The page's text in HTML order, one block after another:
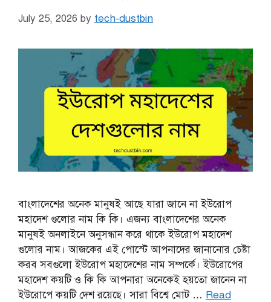
July 25, 2026 by tech-dustbin
বাংলাদেশের অনেক মানুষই আছে যারা জানে না ইউরোপ
মহাদেশ গুলোর নাম কি কি। এজন্য বাংলাদেশের অনেক
মানুষই অনলাইনে অনুসন্ধান করে থাকে ইউরোপ মহাদেশ
গুলোর নাম। আজকের এই পোস্টে আপনাদের জানানোর চেষ্টা
করব সবগুলো ইউরোপ মহাদেশের নাম সম্পর্কে। ইউরোপের
মহাদেশ কয়টি ও কি কি আপনারা অনেকেই হয়তো জানেন না
ইউরোপে কয়টি দেশ রয়েছে। সারা বিশ্বে মোট … Read